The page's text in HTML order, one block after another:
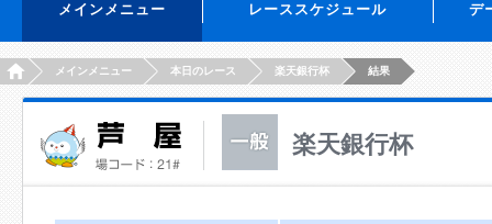
メインメニュー レーススケジュール デ
HOMEメインメニュー 本日のレース 楽天銀行杯 結果
楽天銀行杯